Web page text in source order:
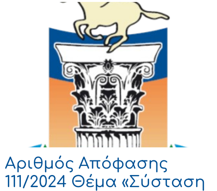
Αριθμός Απόφασης
111/2024 Θέμα «Σύσταση